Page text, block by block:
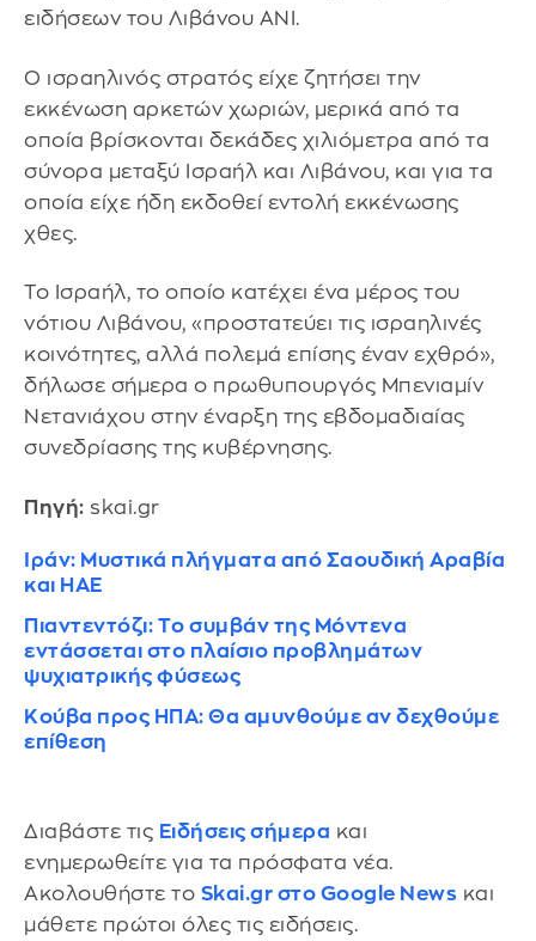
ειδήσεων του Λιβάνου ANI.
Ο ισραηλινός στρατός είχε ζητήσει την
εκκένωση αρκετών χωριών, μερικά από τα
οποία βρίσκονται δεκάδες χιλιόμετρα από τα
σύνορα μεταξύ Ισραήλ και Λιβάνου, και για τα
οποία είχε ήδη εκδοθεί εντολή εκκένωσης
χθες.
Το Ισραήλ, το οποίο κατέχει ένα μέρος του
νότιου Λιβάνου, «προστατεύει τις ισραηλινές
κοινότητες, αλλά πολεμά επίσης έναν εχθρό»,
δήλωσε σήμερα ο πρωθυπουργός Μπενιαμίν
Νετανιάχου στην έναρξη της εβδομαδιαίας
συνεδρίασης της κυβέρνησης.
Πηγή: skai.gr
Ιράν: Μυστικά πλήγματα από Σαουδική Αραβία
και ΗΑΕ
Πιαντεντόζι: Tο συμβάν της Μόντενα
εντάσσεται στο πλαίσιο προβλημάτων
ψυχιατρικής φύσεως
Κούβα προς ΗΠΑ: Θα αμυνθούμε αν δεχθούμε
επίθεση
Διαβάστε τις Ειδήσεις σήμερα και
ενημερωθείτε για τα πρόσφατα νέα.
Ακολουθήστε το Skai.gr στο Google News και
μάθετε πρώτοι όλες τις ειδήσεις.